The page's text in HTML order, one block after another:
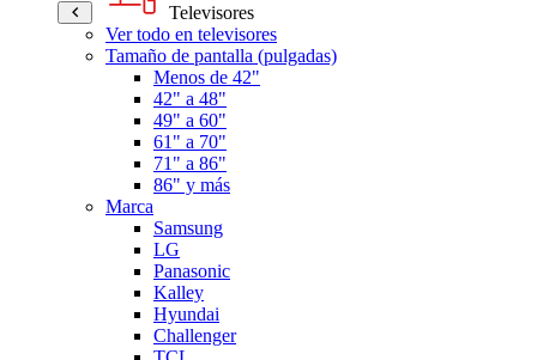
Televisores
Ver todo en televisores
Tamaño de pantalla (pulgadas)
Menos de 42"
42" a 48"
49" a 60"
61" a 70"
71" a 86"
86" y más
Marca
Samsung
LG
Panasonic
Kalley
Hyundai
Challenger